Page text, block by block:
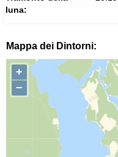
luna:
Mappa dei Dintorni:
+
−